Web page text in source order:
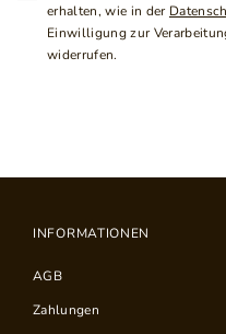
erhalten, wie in der
Einwilligung zur
widerrufen.
INFORMATIONEN
AGB
Zahlungen